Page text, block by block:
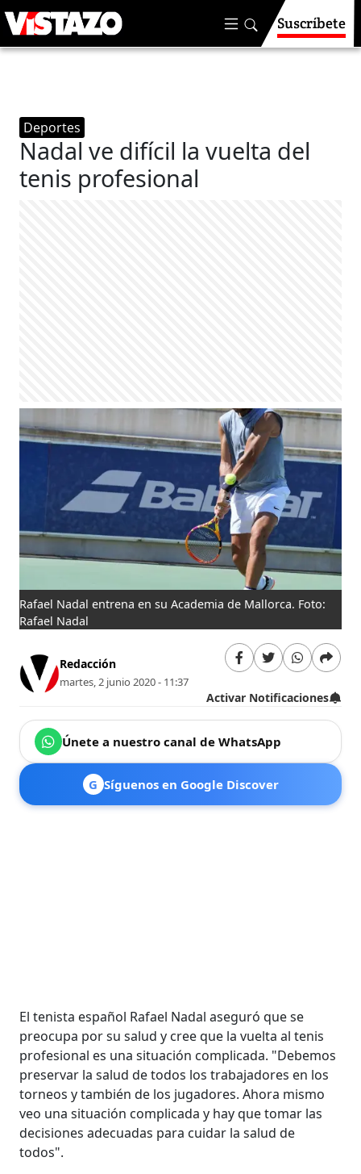
Suscríbete
Deportes
Nadal ve difícil la vuelta del
tenis profesional
Rafael Nadal entrena en su Academia de Mallorca. Foto:
Rafael Nadal
Redacción
martes, 2 junio 2020 - 11:37
Activar Notificaciones
Únete a nuestro canal de WhatsApp
G Síguenos en Google Discover
El tenista español Rafael Nadal aseguró que se
preocupa por su salud y cree que la vuelta al tenis
profesional es una situación complicada. "Debemos
preservar la salud de todos los trabajadores en los
torneos y también de los jugadores. Ahora mismo
veo una situación complicada y hay que tomar las
decisiones adecuadas para cuidar la salud de
todos".